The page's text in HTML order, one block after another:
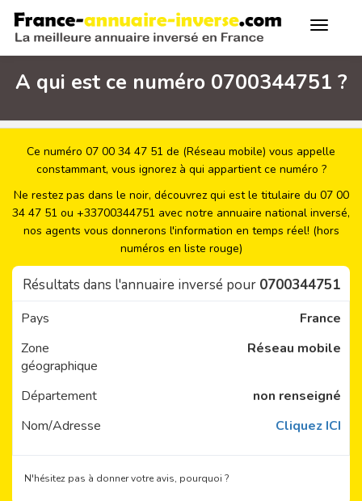
A qui est ce numéro 0700344751 ?
Ce numéro 07 00 34 47 51 de (Réseau mobile) vous appelle
constammant, vous ignorez à qui appartient ce numéro ?
Ne restez pas dans le noir, découvrez qui est le titulaire du 07 00
34 47 51 ou +33700344751 avec notre annuaire national inversé,
nos agents vous donnerons l'information en temps réel! (hors
numéros en liste rouge)
Résultats dans l'annuaire inversé pour 0700344751
Pays
France
Zone
géographique
Réseau mobile
Département
non renseigné
Nom/Adresse
Cliquez ICI
N'hésitez pas à donner votre avis, pourquoi ?